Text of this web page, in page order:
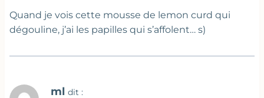
Quand je vois cette mousse de lemon curd qui
dégouline, j’ai les papilles qui s’affolent… s)
ml dit :